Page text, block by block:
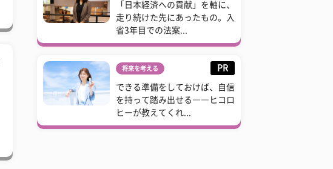
「日本経済への貢献」を軸に、
走り続けた先にあったもの。入
省3年目での法案...
将来を考える PR
できる準備をしておけば、自信
を持って踏み出せる――ヒコロ
ヒーが教えてくれ...